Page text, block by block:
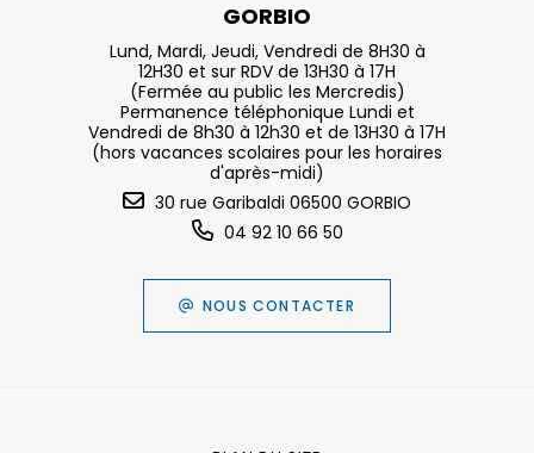
GORBIO
Lund, Mardi, Jeudi, Vendredi de 8H30 à
12H30 et sur RDV de 13H30 à 17H
(Fermée au public les Mercredis)
Permanence téléphonique Lundi et
Vendredi de 8h30 à 12h30 et de 13H30 à 17H
(hors vacances scolaires pour les horaires
d'après-midi)
30 rue Garibaldi 06500 GORBIO
04 92 10 66 50
NOUS CONTACTER